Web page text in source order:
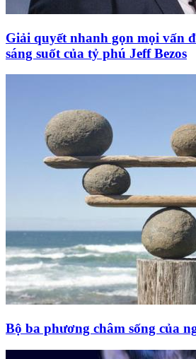
Giải quyết nhanh gọn mọi vấn
sáng suốt của tỷ phú Jeff Bezos
Bộ ba phương châm sống của